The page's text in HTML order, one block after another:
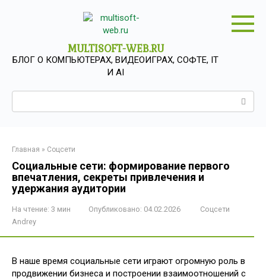
MULTISOFT-WEB.RU
БЛОГ О КОМПЬЮТЕРАХ, ВИДЕОИГРАХ, СОФТЕ, IT
И AI
Главная » Соцсети
Социальные сети: формирование первого
впечатления, секреты привлечения и
удержания аудитории
На чтение: 3 мин Опубликовано: 04.02.2026
Соцсети
Andrey
В наше время социальные сети играют огромную роль в
продвижении бизнеса и построении взаимоотношений с